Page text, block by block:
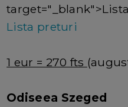
Lista preturi
1 eur = 270 fts
Odiseea Szeged